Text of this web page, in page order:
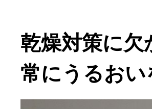
乾燥対策に
常にうるおい